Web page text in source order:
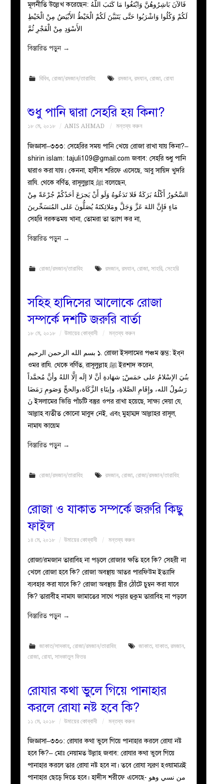
মূলনীতি উল্লেখ করেছেন: فَالآنَ بَاشِرُوهُنَّ وَابْتَغُوا مَا كَتَبَ اللَّهُ
لَكُمْ وَكُلُوا وَاشْرَبُوا حَتَّى يَتَبَيَّنَ لَكُمْ الْخَيْطُ الأَبْيَضُ مِنْ الْخَيْطِ
الأَسْوَدِ مِنْ الْفَجْرِ ثُمَّ
বিস্তারিত পড়ুন →
বিবিধ, রোজা/রমজান/তারাবিহ রমজান, রমযান, রোজা, রোযা
শুধু পানি দ্বারা সেহরি হয় কিনা?
১৮ মে, ২০১৮ ANIS AHMAD মন্তব্য করুন
জিজ্ঞাসা–৩৩৩: সেহেরির সময় পানি খেয়ে রোজা রাখা যায় কিনা?–
shirin islam: tajuli109@gmail.com জবাব: সেহরি শুধু পানি
দ্বারাও করা যায়। কেননা, হাদীস শরিফে এসেছে, আবু সায়িদ খুদরি
রাযি. থেকে বর্ণিত, রাসূলুল্লাহ ﷺ বলেছেন,
السَّحُورُ أَكْلُهُ بَرَكَةٌ فَلا تَدَعُوهُ وَلَو أَنْ يَجرَعَ أحَدُكُمْ جُرْعَةً مِنْ
مَاءٍ فَإِنَّ اللهَ عَزَّ وَجَلَّ ومَلائِكتَهُ يُصَلُّونَ عَلى المُتسَحِّرينَ
সেহরি বরকতময় খানা, তোমরা তা ত্যাগ কর না,
বিস্তারিত পড়ুন →
রোজা/রমজান/তারাবিহ রমজান, রমযান, রোজা, সাহরি, সেহেরি
সহিহ হাদিসের আলোকে রোজা
সম্পর্কে দশটি জরুরি বার্তা
১৮ মে, ২০১৮ উমায়ের কোব্বাদী মন্তব্য করুন
بسم الله الرحمن الرحيم ১. রোজা ইসলামের পঞ্চম স্তম্ভ: ইব্‌ন
ওমর রাযি. থেকে বর্ণিত, রাসূলুল্লাহ ﷺ ইরশাদ করেন,
بنُيَ الإسْلامُ على خمَسْ:ٍ شهَادةِ أنَّ لا إلَه إلَّا اللهُ وأنَّ مُحمَّداً
رَسُولُ الله، وإِقَامِ الصَّلاةِ، وإيتَاءِ الزَّكَاة،والحجِّ وَصَومِ رَمَضَا
نَ ইসলামের ভিত্তি পাঁচটি বস্তুর ওপর রাখা হয়েছে, সাক্ষ্য দেয়া যে,
আল্লাহ ব্যতীত কোনো মাবুদ নেই, এবং মুহাম্মদ আল্লাহর রাসূল,
নামায কায়েম
বিস্তারিত পড়ুন →
রোজা/রমজান/তারাবিহ রমজান, রোজা, রোজা/রমজান/তারাবিহ
রোজা ও যাকাত সম্পর্কে জরুরি কিছু
ফাইল
১৪ মে, ২০১৮ উমায়ের কোব্বাদী মন্তব্য করুন
রোজা/রমজান তারাবিহ না পড়লে রোজার ক্ষতি হবে কি? সেহরী না
খেলে রোজা হবে কি? রোজা অবস্থায় আতর পারফিউম ইত্যাদি
ব্যবহার করা যাবে কি? রোজা অবস্থায় স্ত্রীর ঠোঁটে চুম্বন করা যাবে
কি? তারাবীহ নামায জামাতের সাথে পড়ার হুকুম তারাবিহ না পড়লে
বিস্তারিত পড়ুন →
জাকাত/সাদকাহ, রোজা/রমজান/তারাবিহ জাকাত, যাকাত, রমজান,
রোজা,রোযা,সাদকাতুল ফিতর
রোযার কথা ভুলে গিয়ে পানাহার
করলে রোযা নষ্ট হবে কি?
১১ মে, ২০১৮ উমায়ের কোব্বাদী মন্তব্য করুন
জিজ্ঞাসা–৩৩০: রোযার কথা ভুলে গিয়ে পানাহার করলে রোযা নষ্ট
হবে কি?– মোঃ নেয়ামত উল্লাহ জবাব: রোযার কথা ভুলে গিয়ে
পানাহার করলে তার রোযা নষ্ট হবে না। তবে রোযা স্মরণ হওয়ামাত্রই
পানাহার ছেড়ে দিতে হবে। হাদীস শরীফে এসেছে- من نسي وهو